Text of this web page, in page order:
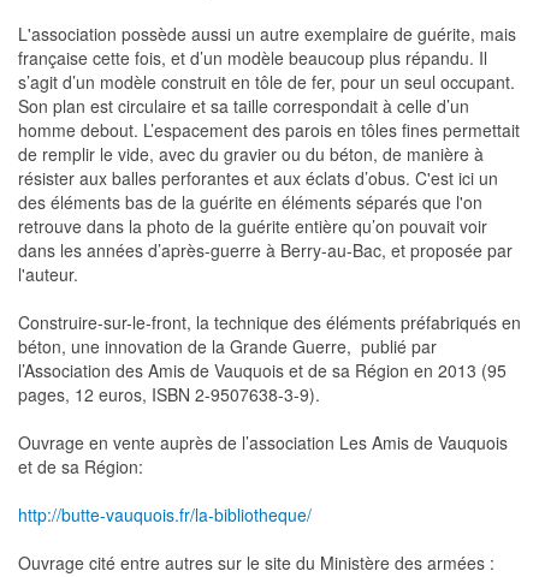
L'association possède aussi un autre exemplaire de guérite, mais
française cette fois, et d’un modèle beaucoup plus répandu. Il
s’agit d’un modèle construit en tôle de fer, pour un seul occupant.
Son plan est circulaire et sa taille correspondait à celle d’un
homme debout. L’espacement des parois en tôles fines permettait
de remplir le vide, avec du gravier ou du béton, de manière à
résister aux balles perforantes et aux éclats d’obus. C'est ici un
des éléments bas de la guérite en éléments séparés que l'on
retrouve dans la photo de la guérite entière qu’on pouvait voir
dans les années d’après-guerre à Berry-au-Bac, et proposée par
l'auteur.
Construire-sur-le-front, la technique des éléments préfabriqués en
béton, une innovation de la Grande Guerre, publié par
l’Association des Amis de Vauquois et de sa Région en 2013 (95
pages, 12 euros, ISBN 2-9507638-3-9).
Ouvrage en vente auprès de l’association Les Amis de Vauquois
et de sa Région:
http://butte-vauquois.fr/la-bibliotheque/
Ouvrage cité entre autres sur le site du Ministère des armées :